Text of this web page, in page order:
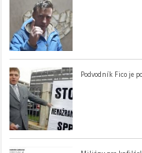
Podvodník Fico je